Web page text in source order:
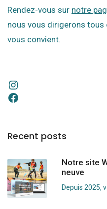
Rendez-vous sur notre
nous vous dirigerons
vous convient.
Recent posts
Notre site
neuve
Depuis 2025,